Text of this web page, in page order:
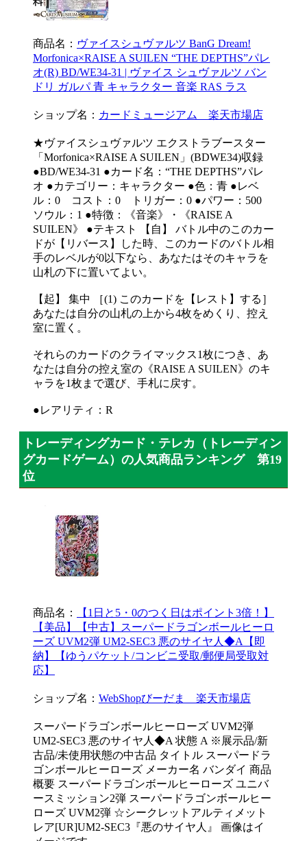
商品名： ヴァイスシュヴァルツ BanG Dream!
Morfonica×RAISE A SUILEN “THE DEPTHS”パレ
オ(R) BD/WE34-31 | ヴァイス シュヴァルツ バン
ドリ ガルパ 青 キャラクター 音楽 RAS ラス
ショップ名： カードミュージアム 楽天市場店
★ヴァイスシュヴァルツ エクストラブースター
「Morfonica×RAISE A SUILEN」(BDWE34)収録
●BD/WE34-31 ●カード名：“THE DEPTHS”パレ
オ ●カテゴリー：キャラクター ●色：青 ●レベ
ル：0 コスト：0 トリガー：0 ●パワー：500
ソウル：1 ●特徴：《音楽》・《RAISE A
SUILEN》 ●テキスト 【自】 バトル中のこのカー
ドが【リバース】した時、このカードのバトル相
手のレベルが0以下なら、あなたはそのキャラを
山札の下に置いてよい。
【起】 集中 ［(1) このカードを【レスト】する］
あなたは自分の山札の上から4枚をめくり、控え
室に置く。
それらのカードのクライマックス1枚につき、あ
なたは自分の控え室の《RAISE A SUILEN》のキ
ャラを1枚まで選び、手札に戻す。
●レアリティ：R
トレーディングカード・テレカ（トレーディン
グカードゲーム）の人気商品ランキング 第19
位
商品名：
【1日と5・0のつく日はポイント3倍！】
【美品】【中古】スーパードラゴンボールヒーロ
ーズ UVM2弾 UM2-SEC3 悪のサイヤ人◆A【即
納】【ゆうパケット/コンビニ受取/郵便局受取対
応】
ショップ名： WebShopびーだま 楽天市場店
スーパードラゴンボールヒーローズ UVM2弾
UM2-SEC3 悪のサイヤ人◆A 状態 A ※展示品/新
古品/未使用状態の中古品 タイトル スーパードラ
ゴンボールヒーローズ メーカー名 バンダイ 商品
概要 スーパードラゴンボールヒーローズ ユニバ
ースミッション2弾 スーパードラゴンボールヒー
ローズ UVM2弾 ☆シークレットアルティメット
レア[UR]UM2-SEC3『悪のサイヤ人』 画像はイ